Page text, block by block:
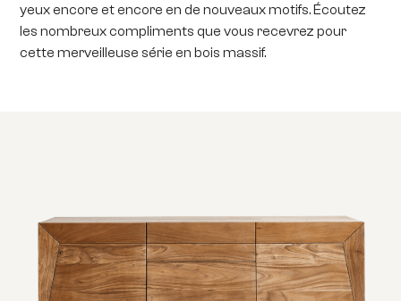
yeux encore et encore en de nouveaux motifs. Écoutez
les nombreux compliments que vous recevrez pour
cette merveilleuse série en bois massif.